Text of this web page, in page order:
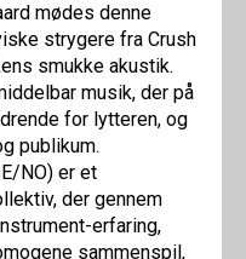
mødes denne
strygere fra Crush
smukke akustik.
musik, der på
for lytteren, og
publikum.
NO) er et
der gennem
erfaring,
sammenspil,